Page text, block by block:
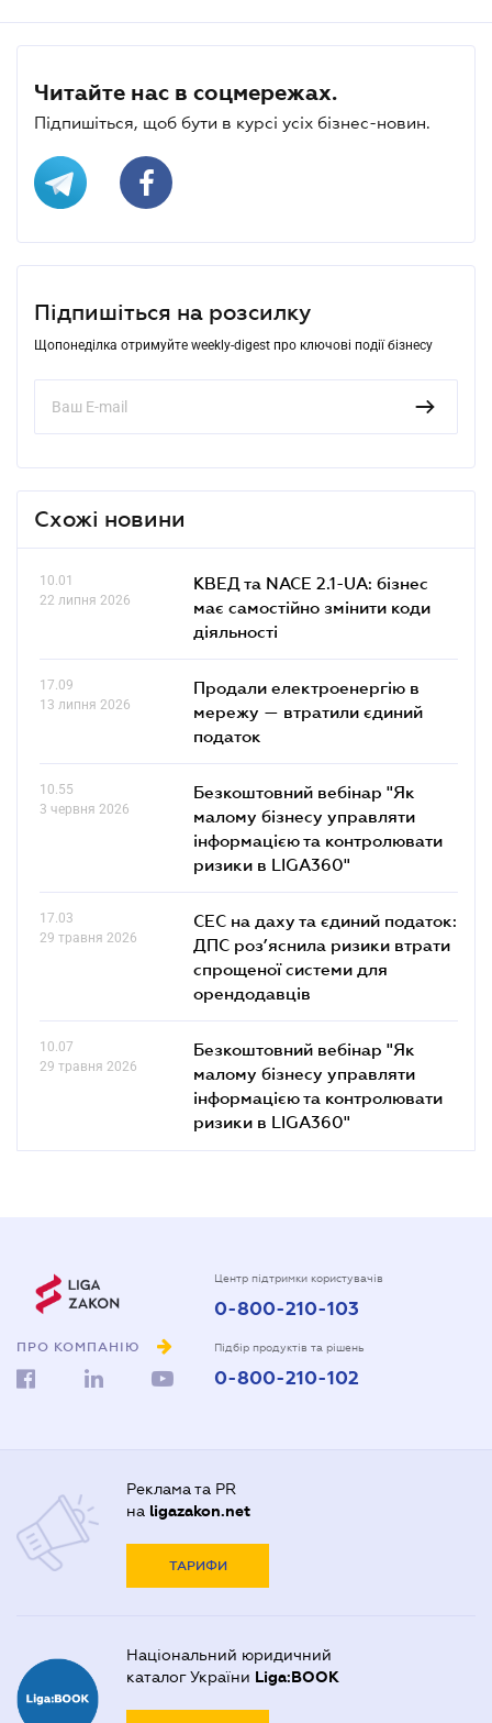
Читайте нас в соцмережах.
Підпишіться, щоб бути в курсі усіх бізнес-новин.
Підпишіться на розсилку
Щопонеділка отримуйте weekly-digest про ключові події бізнесу
Схожі новини
10.01
22 липня 2026
КВЕД та NACE 2.1-UA: бізнес
має самостійно змінити коди
діяльності
17.09
13 липня 2026
Продали електроенергію в
мережу — втратили єдиний
податок
10.55
3 червня 2026
Безкоштовний вебінар "Як
малому бізнесу управляти
інформацією та контролювати
ризики в LIGA360"
17.03
29 травня 2026
СЕС на даху та єдиний податок:
ДПС роз’яснила ризики втрати
спрощеної системи для
орендодавців
10.07
29 травня 2026
Безкоштовний вебінар "Як
малому бізнесу управляти
інформацією та контролювати
ризики в LIGA360"
ПРО КОМПАНІЮ
Центр підтримки користувачів
0-800-210-103
Підбір продуктів та рішень
0-800-210-102
Реклама та PR
на ligazakon.net
ТАРИФИ
Національний юридичний
каталог України Liga:BOOK